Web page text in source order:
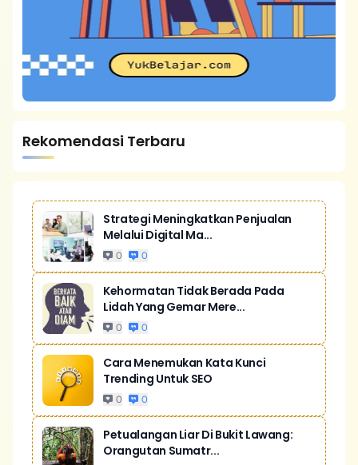
Rekomendasi Terbaru
Strategi Meningkatkan Penjualan
Melalui Digital Ma...
0 0
Kehormatan Tidak Berada Pada
Lidah Yang Gemar Mere...
0 0
Cara Menemukan Kata Kunci
Trending Untuk SEO
0 0
Petualangan Liar Di Bukit Lawang:
Orangutan Sumatr...